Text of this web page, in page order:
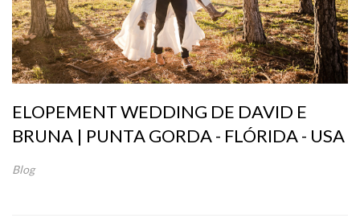
ELOPEMENT WEDDING DE DAVID E
BRUNA | PUNTA GORDA - FLÓRIDA - USA
Blog